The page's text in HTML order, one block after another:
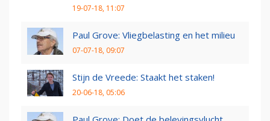
19-07-18, 11:07
Paul Grove: Vliegbelasting en het milieu
07-07-18, 09:07
Stijn de Vreede: Staakt het staken!
20-06-18, 05:06